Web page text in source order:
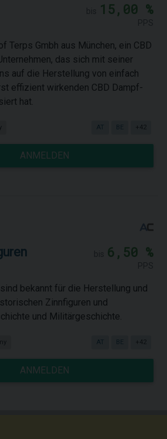
15,00 %
Terps Gmbh aus München, ein CBD
das sich mit seiner
auf die Herstellung von einfach
effizient wirkenden CBD Dampf-
hat.
AT BE +42
ANMELDEN
6,50 %
bekannt für die Herstellung und
Zinnfiguren und
und Militärgeschichte.
AT BE +42
ANMELDEN